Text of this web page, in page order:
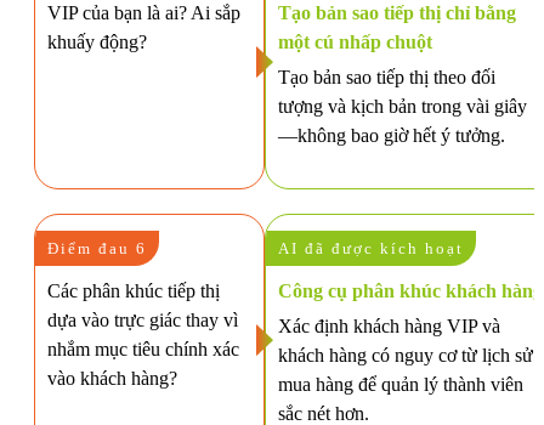
VIP của bạn là ai? Ai sắp
khuấy động?
Tạo bản sao tiếp thị chỉ bằng
một cú nhấp chuột
Tạo bản sao tiếp thị theo đối
tượng và kịch bản trong vài giây
—không bao giờ hết ý tưởng.
Điểm đau 6
Các phân khúc tiếp thị
dựa vào trực giác thay vì
nhắm mục tiêu chính xác
vào khách hàng?
AI đã được kích hoạt
Công cụ phân khúc khách hàng
Xác định khách hàng VIP và
khách hàng có nguy cơ từ lịch sử
mua hàng để quản lý thành viên
sắc nét hơn.